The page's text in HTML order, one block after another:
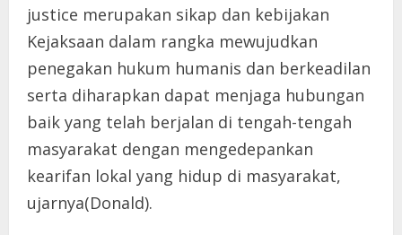
justice merupakan sikap dan kebijakan
Kejaksaan dalam rangka mewujudkan
penegakan hukum humanis dan berkeadilan
serta diharapkan dapat menjaga hubungan
baik yang telah berjalan di tengah-tengah
masyarakat dengan mengedepankan
kearifan lokal yang hidup di masyarakat,
ujarnya(Donald).